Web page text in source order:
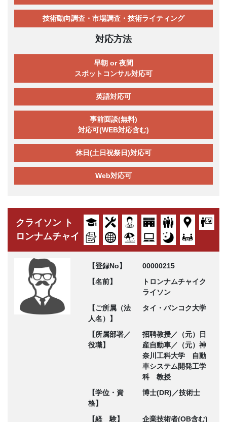
技術動向調査・市場調査・技術ライティング
対応方法
早朝 or 夜間
スポットコンサル対応可
英語対応可
事前面談(無料)
対応可(WEB対応含む)
休日(土日祝祭日)対応可
Web対応可
クライソン ト
ロンナムチャイ
【登録No】
00000215
【名前】
トロンナムチャイク
ライソン
【ご所属（法
人名）】
タイ・バンコク大学
【所属部署／
役職】
招聘教授／（元）日
産自動車／（元）神
奈川工科大学 自動
車システム開発工学
科 教授
【学位・資
格】
博士(DR)／技術士
【経 験】 企業技術者(OB含む)